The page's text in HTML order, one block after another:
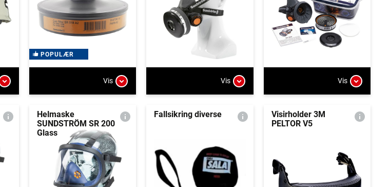
POPULÆR
Vis Vis Vis
Helmaske
SUNDSTRÖM SR 200
Glass
Fallsikring diverse
Visirholder 3M
PELTOR V5